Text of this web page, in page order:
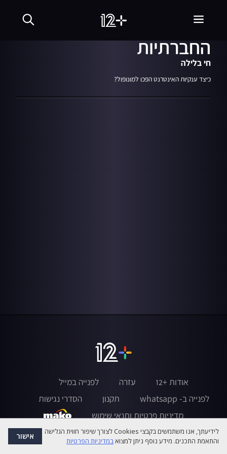
העשור של הרשתות
החברתיות
חי בלילה
כיצד ענקיות האינטרנט הפכו למונופול?
אודות +12 עזרה
לפנייה במייל
לפנייה ב- whatsapp
תקנון
הסדרי נגישות
מדיניות פרטיות ותנאי שימוש
לידיעתך, אנו משתמשים בקבצי Cookies לצורך שיפור חווית הגלישה
והתאמת התכנים. מידע נוסף ניתן למצואבמדיניות הפרטיות אישור